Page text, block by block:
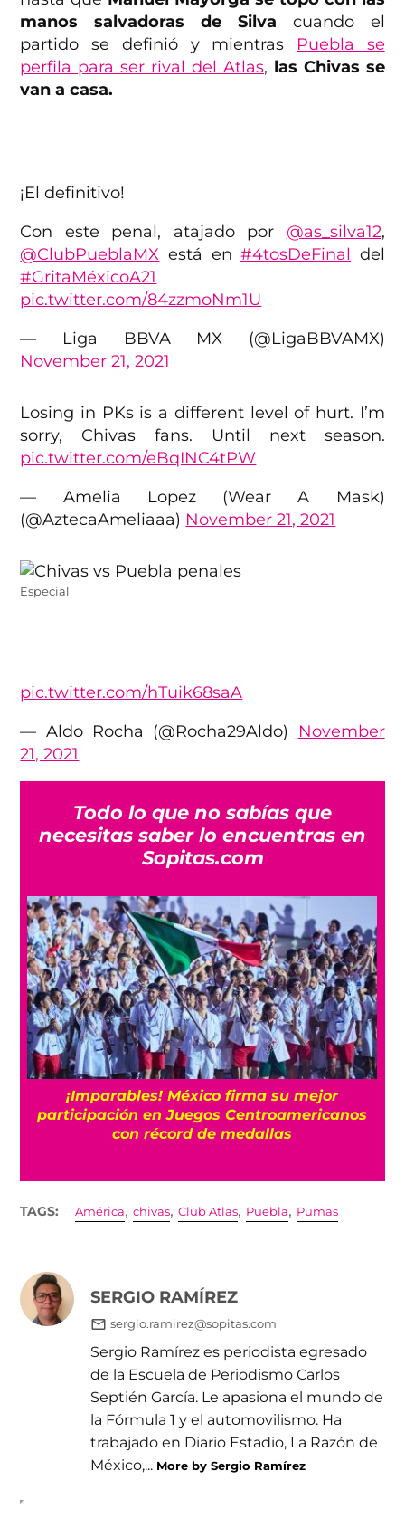
manos salvadoras de Silva cuando el
partido se definió y mientras Puebla se
perfila para ser rival del Atlas, las Chivas se
van a casa.
¡El definitivo!
Con este penal, atajado por @as_silva12,
@ClubPueblaMX está en#4tosDeFinal del
#GritaMéxicoA21
pic.twitter.com/84zzmoNm1U
— Liga BBVA MX (@LigaBBVAMX)
November 21, 2021
Losing in PKs is a different level of hurt. I’m
sorry, Chivas fans. Until next season.
pic.twitter.com/eBqINC4tPW
— Amelia Lopez (Wear A Mask)
(@AztecaAmeliaaa) November 21, 2021
Especial
pic.twitter.com/hTuik68saA
— Aldo Rocha (@Rocha29Aldo)
November
21, 2021
Todo lo que no sabías que
necesitas saber lo encuentras en
Sopitas.com
¡Imparables! México firma su mejor
participación en Juegos Centroamericanos
con récord de medallas
TAGS: América,chivas,Club Atlas, Puebla, Pumas
SERGIO RAMÍREZ
sergio.ramirez@sopitas.com
Sergio Ramírez es periodista egresado
de la Escuela de Periodismo Carlos
Septién García. Le apasiona el mundo de
la Fórmula 1 y el automovilismo. Ha
trabajado en Diario Estadio, La Razón de
México,... More by Sergio Ramírez